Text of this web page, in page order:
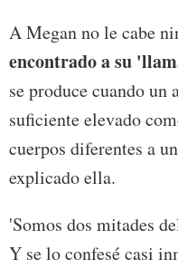
A Megan no le cabe
encontrado a su
se produce cuando
suficiente elevado
cuerpos diferentes a
explicado ella.
'Somos dos mitades
Y se lo confesé casi